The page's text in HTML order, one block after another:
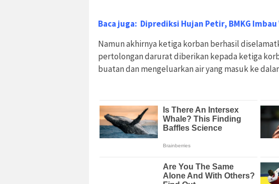
Baca juga: Diprediksi Hujan Petir, BMKG Imbau
Namun akhirnya ketiga korban berhasil
pertolongan darurat diberikan kepada ketiga
buatan dan mengeluarkan air yang masuk ke